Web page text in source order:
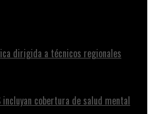
dirigida a técnicos regionales
incluyan cobertura de salud mental